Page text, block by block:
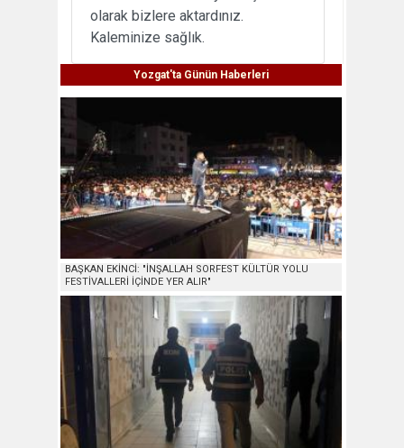
olarak bizlere aktardınız.
Kaleminize sağlık.
Yozgat'ta Günün Haberleri
BAŞKAN EKİNCİ: "İNŞALLAH SORFEST KÜLTÜR YOLU
FESTİVALLERİ İÇİNDE YER ALIR"